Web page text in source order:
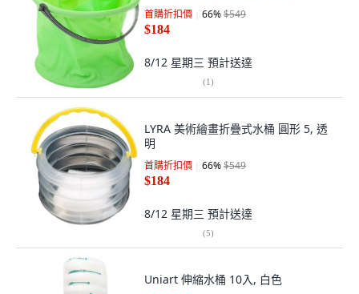
首購折扣價 66%$549
$184
8/12 星期三 預計送達
(1)
LYRA 美術繪畫折疊式水桶 圓形 5, 透
明
首購折扣價 66%$549
$184
8/12 星期三 預計送達
(5)
Uniart 伸縮水桶 10入, 白色